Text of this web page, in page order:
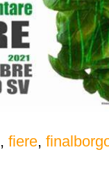
, fiere,